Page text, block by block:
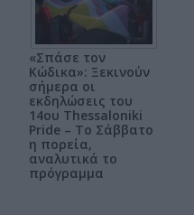
«Σπάσε τον
Κώδικα»: Ξεκινούν
σήμερα οι
εκδηλώσεις του
14ου Thessaloniki
Pride – Το Σάββατο
η πορεία,
αναλυτικά το
πρόγραμμα